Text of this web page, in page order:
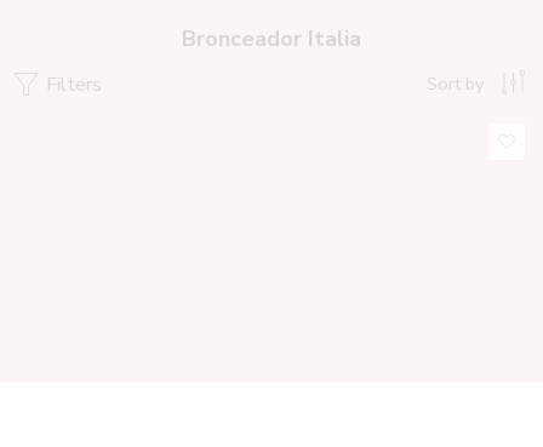
Bronceador Italia
Filters Sort by